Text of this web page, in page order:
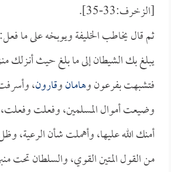
[الزخرف:33-35].
ثم قال يخاطب الخليفة ويوبخه على ما
يبلغ بك الشيطان إلى ما بلغ حيث أنـزلك
فتشبهت بفرعون وهامانوقارون،
وضيعت أموال المسلمين، وفعلت وفعلت،
أمنك الله عليها، وأهملت شأن الرعية،
من القول المتين القوي، والسلطان تحت